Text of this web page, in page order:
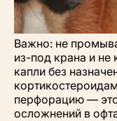
Важно: не
из-под крана и не
капли без
перфорацию —
осложнений в